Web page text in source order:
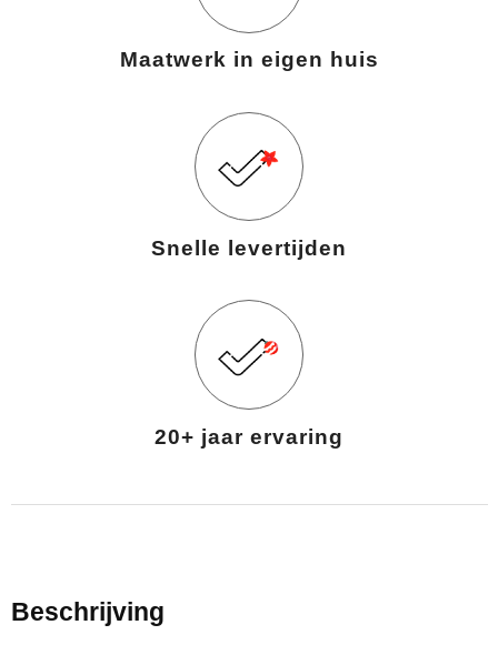
Maatwerk in eigen huis
Snelle levertijden
20+ jaar ervaring
Beschrijving